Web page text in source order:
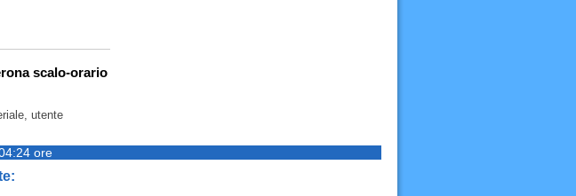
scalo-orario
utente
ore